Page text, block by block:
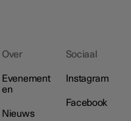
Over
Evenement
en
Nieuws
Sociaal
Instagram
Facebook